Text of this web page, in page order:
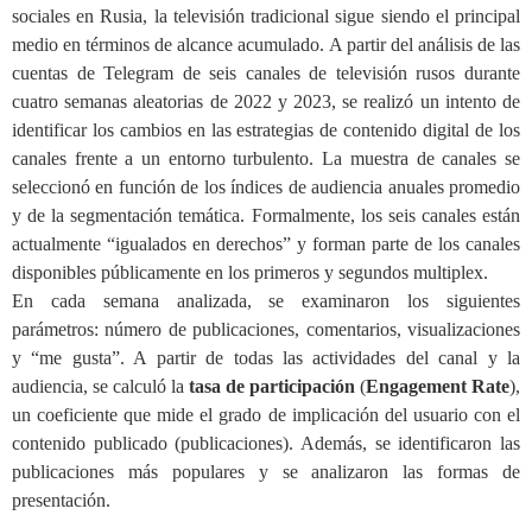
sociales en Rusia, la televisión tradicional sigue siendo el principal
medio en términos de alcance acumulado. A partir del análisis de las
cuentas de Telegram de seis canales de televisión rusos durante
cuatro semanas aleatorias de 2022 y 2023, se realizó un intento de
identificar los cambios en las estrategias de contenido digital de los
canales frente a un entorno turbulento. La muestra de canales se
seleccionó en función de los índices de audiencia anuales promedio
y de la segmentación temática. Formalmente, los seis canales están
actualmente “igualados en derechos” y forman parte de los canales
disponibles públicamente en los primeros y segundos multiplex.
En cada semana analizada, se examinaron los siguientes
parámetros: número de publicaciones, comentarios, visualizaciones
y “me gusta”. A partir de todas las actividades del canal y la
audiencia, se calculó la tasa de participación (Engagement Rate),
un coeficiente que mide el grado de implicación del usuario con el
contenido publicado (publicaciones). Además, se identificaron las
publicaciones más populares y se analizaron las formas de
presentación.